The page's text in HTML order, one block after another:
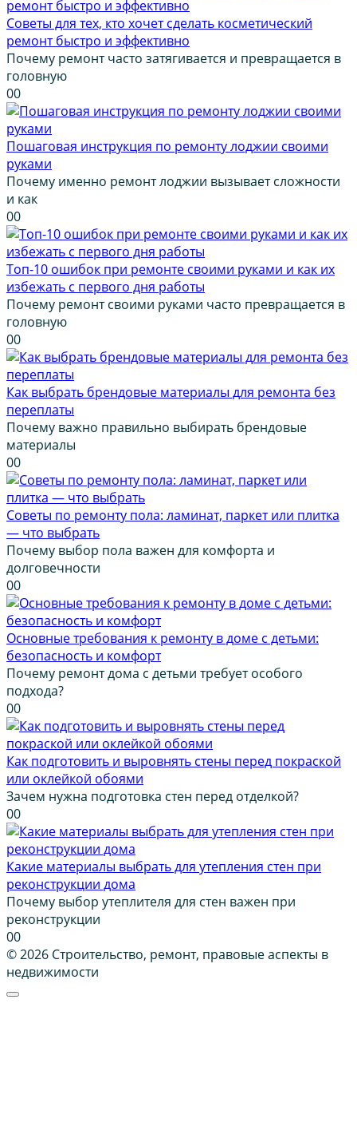
Советы для тех, кто хочет сделать косметический
ремонт быстро и эффективно
Почему ремонт часто затягивается и превращается в
головную
00
Пошаговая инструкция по ремонту лоджии своими
руками
Почему именно ремонт лоджии вызывает сложности
и как
00
Топ-10 ошибок при ремонте своими руками и как их
избежать с первого дня работы
Почему ремонт своими руками часто превращается в
головную
00
Как выбрать брендовые материалы для ремонта без
переплаты
Почему важно правильно выбирать брендовые
материалы
00
Советы по ремонту пола: ламинат, паркет или плитка
— что выбрать
Почему выбор пола важен для комфорта и
долговечности
00
Основные требования к ремонту в доме с детьми:
безопасность и комфорт
Почему ремонт дома с детьми требует особого
подхода?
00
Как подготовить и выровнять стены перед покраской
или оклейкой обоями
Зачем нужна подготовка стен перед отделкой?
00
Какие материалы выбрать для утепления стен при
реконструкции дома
Почему выбор утеплителя для стен важен при
реконструкции
00
© 2026 Строительство, ремонт, правовые аспекты в
недвижимости